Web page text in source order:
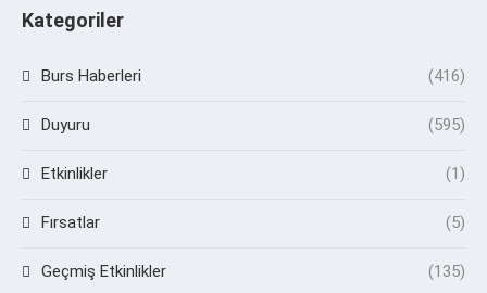
Kategoriler
Burs Haberleri (416)
Duyuru (595)
Etkinlikler (1)
Fırsatlar (5)
Geçmiş Etkinlikler (135)